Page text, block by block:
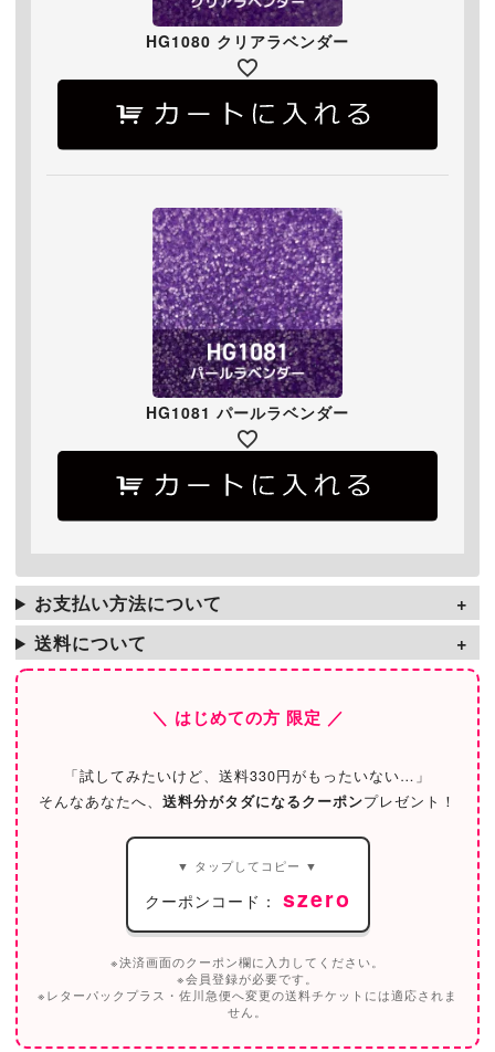
HG1080 クリアラベンダー
HG1081 パールラベンダー
お支払い方法について
送料について
＼ はじめての方 限定 ／
「試してみたいけど、送料330円がもったいない…」
そんなあなたへ、 送料分がタダになるクーポンプレゼント！
▼ タップしてコピー ▼
クーポンコード： szero
※決済画面のクーポン欄に入力してください。
※会員登録が必要です。
※レターパックプラス・佐川急便へ変更の送料チケットには適応されま
せん。